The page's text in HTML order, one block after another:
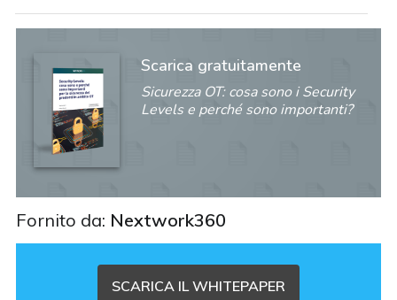
Scarica gratuitamente
Sicurezza OT: cosa sono i Security
Levels e perché sono importanti?
Fornito da: Nextwork360
SCARICA IL WHITEPAPER